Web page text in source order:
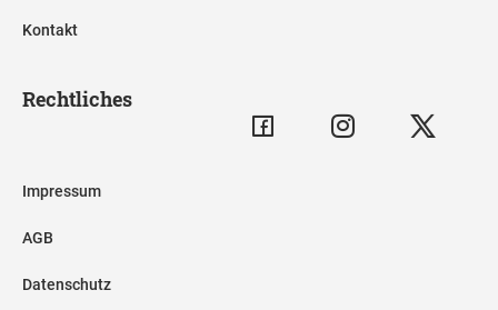
Kontakt
Rechtliches
Impressum
AGB
Datenschutz